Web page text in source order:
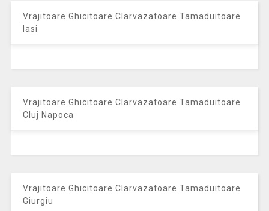
Vrajitoare Ghicitoare Clarvazatoare Tamaduitoare
Iasi
Vrajitoare Ghicitoare Clarvazatoare Tamaduitoare
Cluj Napoca
Vrajitoare Ghicitoare Clarvazatoare Tamaduitoare
Giurgiu